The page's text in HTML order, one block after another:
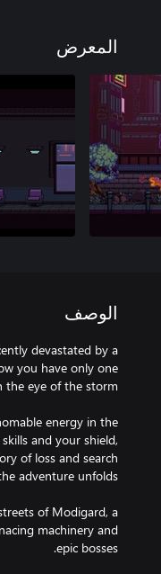
المعرض
الوصف
devastated by a
you have only one
energy in the
and your shield,
of loss and search
of Modigard, a
machinery and
epic bosses.